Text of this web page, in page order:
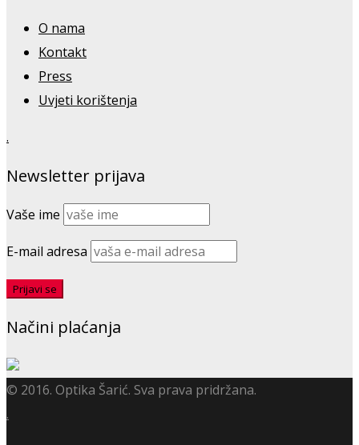
O nama
Kontakt
Press
Uvjeti korištenja
.
Newsletter prijava
Vaše ime
E-mail adresa
Načini plaćanja
© 2016. Optika Šarić. Sva prava pridržana.
.